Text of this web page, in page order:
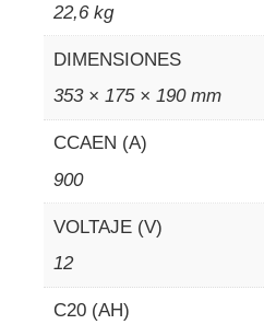
22,6 kg
DIMENSIONES
353 × 175 × 190 mm
CCAEN (A)
900
VOLTAJE (V)
12
C20 (AH)